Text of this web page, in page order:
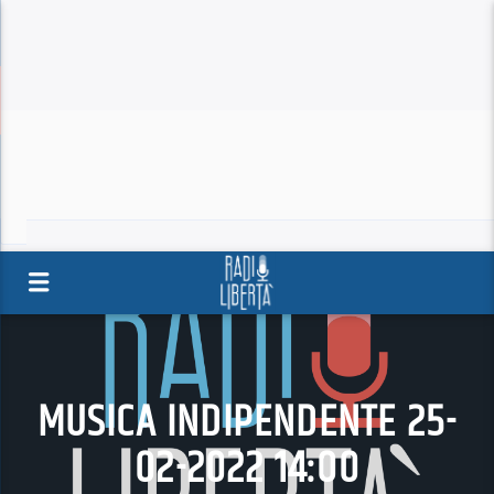
MUSICA INDIPENDENTE 25-
02-2022 14:00